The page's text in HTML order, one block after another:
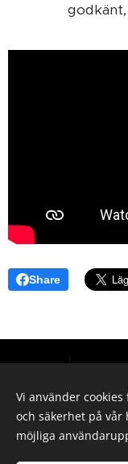
Share
Hör gärna
E-post
elin-
Vi använder
och säkerhet på
möjliga